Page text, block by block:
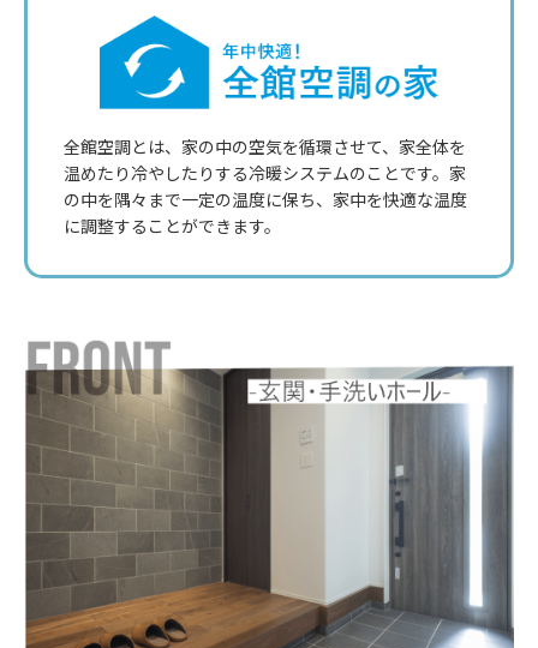
全館空調とは、家の中の空気を循環させて、家全体を
温めたり冷やしたりする冷暖システムのことです。家
の中を隅々まで一定の温度に保ち、家中を快適な温度
に調整することができます。